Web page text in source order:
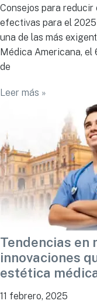
Consejos para
efectivas para el
una de las más
Médica Americana, el
de
Leer más »
Tendencias en
innovaciones
estética
11 febrero, 2025